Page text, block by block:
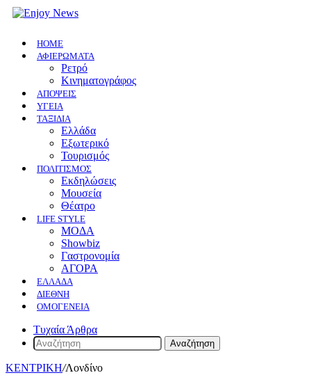
HOME
ΑΦΙΕΡΩΜΑΤΑ
Ρετρό
Κινηματογράφος
ΑΠΟΨΕΙΣ
ΥΓΕΙΑ
ΤΑΞΙΔΙΑ
Ελλάδα
Εξωτερικό
Τουρισμός
ΠΟΛΙΤΙΣΜΟΣ
Eκδηλώσεις
Mουσεία
Θέατρο
LIFE STYLE
ΜΟΔΑ
Showbiz
Γαστρονομία
ΑΓΟΡΑ
ΕΛΛΆΔΑ
ΔΙΕΘΝΉ
ΟΜΟΓΈΝΕΙΑ
Τυχαία Άρθρα
Αναζήτηση
ΚΕΝΤΡΙΚΗ/Λονδίνο